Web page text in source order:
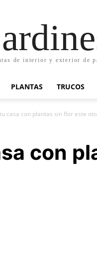
de interior y exterior de
PLANTAS TRUCOS
casa con plantas sin flor este
con